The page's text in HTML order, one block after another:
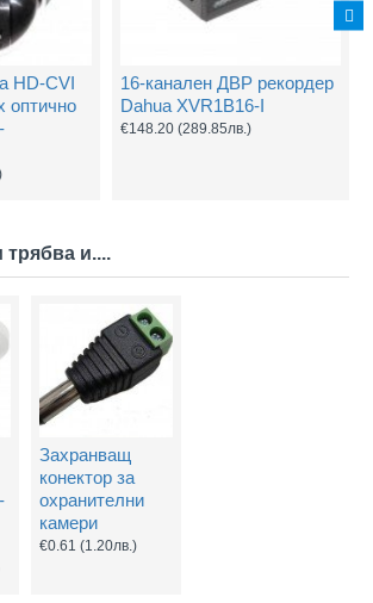
HD-CVI
оптично
16-канален ДВР рекордер
Dahua XVR1B16-I
€148.20 (289.85лв.)
и....
Захранващ
конектор за
охранителни
камери
€0.61 (1.20лв.)